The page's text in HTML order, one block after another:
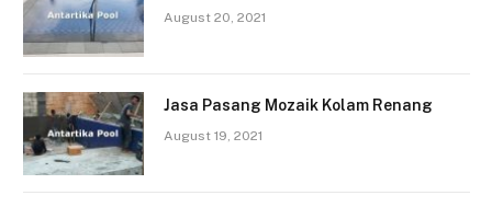
August 20, 2021
Jasa Pasang Mozaik Kolam Renang
August 19, 2021